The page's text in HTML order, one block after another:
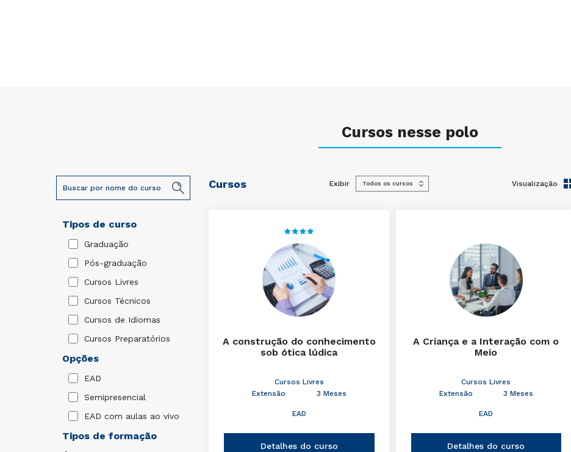
Cursos nesse polo
Tipos de curso
Graduação
Pós-graduação
Cursos Livres
Cursos Técnicos
Cursos de Idiomas
Cursos Preparatórios
Opções
EAD
Semipresencial
EAD com aulas ao vivo
Tipos de formação
Cursos Exibir Visualização
A construção do conhecimento
sob ótica lúdica
Cursos Livres
Extensão
3 Meses
EAD
Detalhes do curso
A Criança e a Interação com o
Meio
Cursos Livres
Extensão
3 Meses
EAD
Detalhes do curso